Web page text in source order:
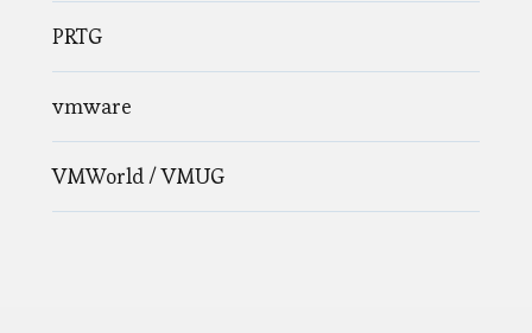
PRTG
vmware
VMWorld / VMUG